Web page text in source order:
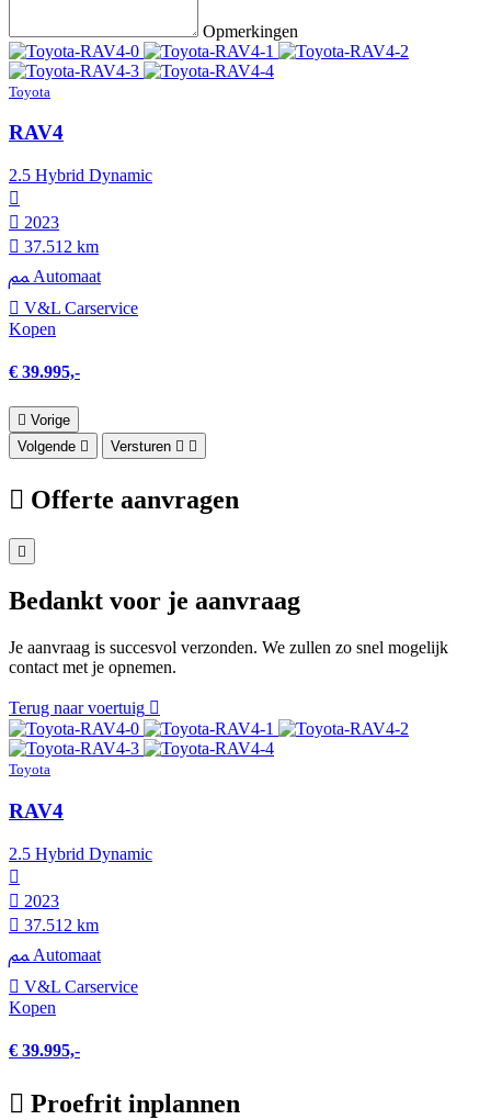
Opmerkingen
Toyota
RAV4
2.5 Hybrid Dynamic
2023
37.512 km
Automaat
V&L Carservice
Kopen
€ 39.995,-
Vorige
Volgende
Versturen
Offerte aanvragen
Bedankt voor je aanvraag
Je aanvraag is succesvol verzonden. We zullen zo snel mogelijk
contact met je opnemen.
Terug naar voertuig
Toyota
RAV4
2.5 Hybrid Dynamic
2023
37.512 km
Automaat
V&L Carservice
Kopen
€ 39.995,-
Proefrit inplannen